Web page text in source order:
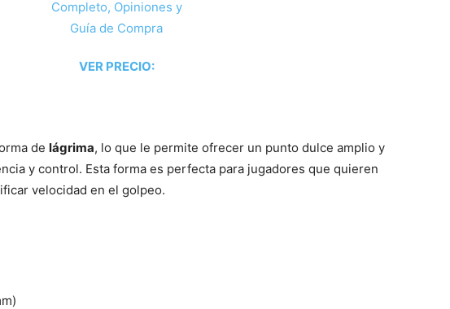
VER PRECIO:
de lágrima, lo que le permite ofrecer un punto dulce amplio y
y control. Esta forma es perfecta para jugadores que quieren
velocidad en el golpeo.